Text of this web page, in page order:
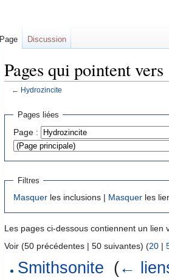
Pages qui pointent
← Hydrozincite
Pages liées
Page :
Filtres
Masquer les inclusions | Masquer les
Les pages ci-dessous contiennent un lien
Voir (50 précédentes | 50 suivantes) (20 |
Smithsonite (←
Page Discussion